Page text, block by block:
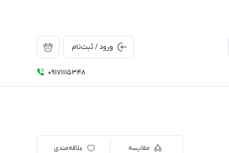
ورود / ثبت‌نام
09171115348
مقایسه علاقه‌مندی